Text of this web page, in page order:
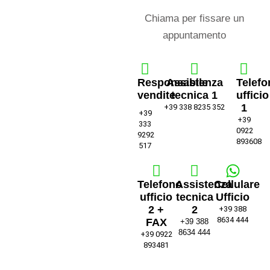
Chiama per fissare un
appuntamento
Responsabile
vendite
+39
333
9292
517
Assistenza
tecnica 1
+39 338 8235 352
ufficio
1
+39
0922
893608
Telefono
ufficio
2 +
FAX
+39 0922
893481
Assistenza
tecnica
2
+39 388
8634 444
Cellulare
Ufficio
+39 388
8634 444